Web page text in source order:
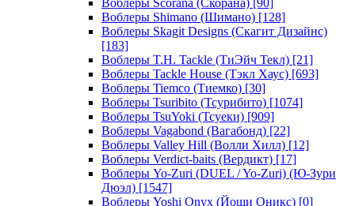
Воблеры Scorana (Скорана) [90]
Воблеры Shimano (Шимано) [128]
Воблеры Skagit Designs (Скагит Дизайнс)
[183]
Воблеры T.H. Tackle (ТиЭйч Текл) [21]
Воблеры Tackle House (Тэкл Хаус) [693]
Воблеры Tiemco (Тиемко) [30]
Воблеры Tsuribito (Тсурибито) [1074]
Воблеры TsuYoki (Тсуеки) [909]
Воблеры Vagabond (Вагабонд) [22]
Воблеры Valley Hill (Волли Хилл) [12]
Воблеры Verdict-baits (Вердикт) [17]
Воблеры Yo-Zuri (DUEL / Yo-Zuri) (Ю-Зури
Дюэл) [1547]
Воблеры Yoshi Onyx (Йоши Оникс) [0]